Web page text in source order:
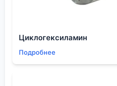
ООО Шэньян Ихуа
бесперебойные поставки
Возможность —
Циклогексиламин
Подробнее